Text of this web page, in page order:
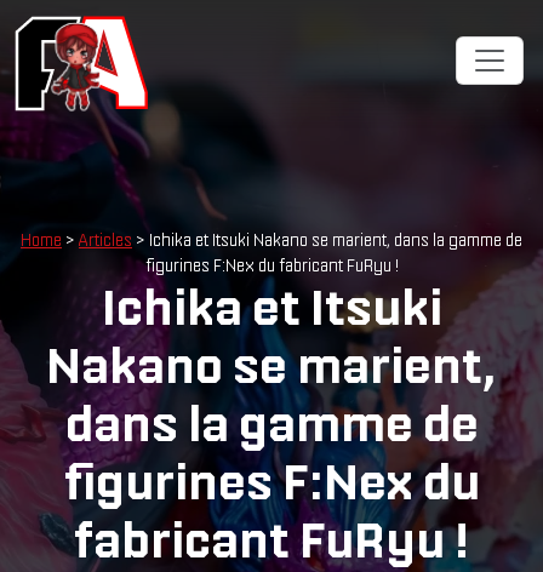
Home > Articles > Ichika et Itsuki Nakano se marient, dans la gamme de
figurines F:Nex du fabricant FuRyu !
Ichika et Itsuki
Nakano se marient,
dans la gamme de
figurines F:Nex du
fabricant FuRyu !